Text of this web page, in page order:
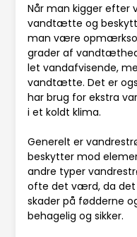
Når man kigger efter
vandtætte og
man være
grader af
let vandafvisende,
vandtætte. Det er
har brug for ekstra
i et koldt klima.
Generelt er
beskytter mod
andre typer
ofte det værd, da det
skader på fødderne
behagelig og sikker.